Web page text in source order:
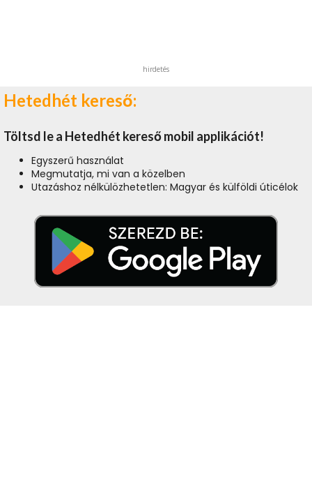
hirdetés
Hetedhét kereső:
Töltsd le a Hetedhét kereső mobil applikációt!
Egyszerű használat
Megmutatja, mi van a közelben
Utazáshoz nélkülözhetetlen: Magyar és külföldi úticélok